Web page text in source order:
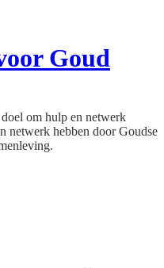
Goud
om hulp en netwerk
netwerk hebben door Goudse